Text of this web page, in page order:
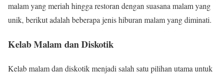
malam yang meriah hingga restoran dengan suasana malam yang
unik, berikut adalah beberapa jenis hiburan malam yang diminati.
Kelab Malam dan Diskotik
Kelab malam dan diskotik menjadi salah satu pilihan utama untuk